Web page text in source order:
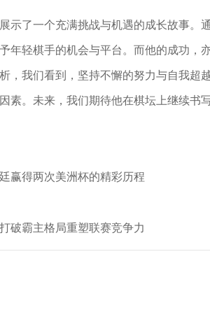
示了一个充满挑战与机遇的成长故事
年轻棋手的机会与平台。而他的成功，
，我们看到，坚持不懈的努力与自我
素。未来，我们期待他在棋坛上继续
赢得两次美洲杯的精彩历程
破霸主格局重塑联赛竞争力